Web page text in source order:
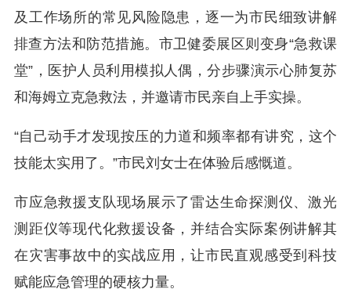
及工作场所的常见风险隐患，逐一为市民细致讲解
排查方法和防范措施。市卫健委展区则变身“急救课
堂”，医护人员利用模拟人偶，分步骤演示心肺复苏
和海姆立克急救法，并邀请市民亲自上手实操。
“自己动手才发现按压的力道和频率都有讲究，这个
技能太实用了。”市民刘女士在体验后感慨道。
市应急救援支队现场展示了雷达生命探测仪、激光
测距仪等现代化救援设备，并结合实际案例讲解其
在灾害事故中的实战应用，让市民直观感受到科技
赋能应急管理的硬核力量。